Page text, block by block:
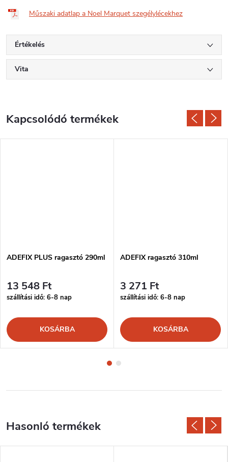
Műszaki adatlap a Noel Marquet szegélylécekhez
Értékelés
Vita
Kapcsolódó termékek
ADEFIX PLUS ragasztó 290ml
13 548 Ft
szállítási idő: 6-8 nap
KOSÁRBA
ADEFIX ragasztó 310ml
3 271 Ft
szállítási idő: 6-8 nap
KOSÁRBA